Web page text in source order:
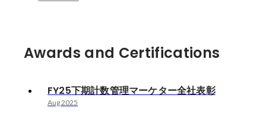
Awards and Certifications
FY25下期計数管理マーケター全社表彰
Aug 2025